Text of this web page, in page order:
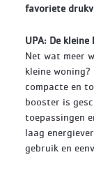
favoriete
UPA: De
Net wat meer
kleine
compacte en
booster is
toepassingen
laag
gebruik en